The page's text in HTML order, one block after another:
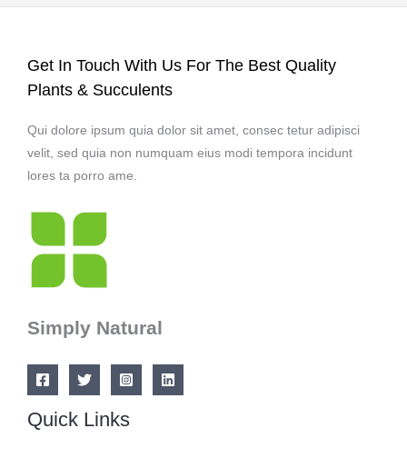
Get In Touch With Us For The Best Quality
Plants & Succulents
Qui dolore ipsum quia dolor sit amet, consec tetur adipisci
velit, sed quia non numquam eius modi tempora incidunt
lores ta porro ame.
Simply Natural
Quick Links